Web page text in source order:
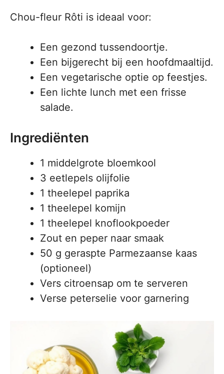
Chou-fleur Rôti is ideaal voor:
Een gezond tussendoortje.
Een bijgerecht bij een hoofdmaaltijd.
Een vegetarische optie op feestjes.
Een lichte lunch met een frisse
salade.
Ingrediënten
1 middelgrote bloemkool
3 eetlepels olijfolie
1 theelepel paprika
1 theelepel komijn
1 theelepel knoflookpoeder
Zout en peper naar smaak
50 g geraspte Parmezaanse kaas
(optioneel)
Vers citroensap om te serveren
Verse peterselie voor garnering